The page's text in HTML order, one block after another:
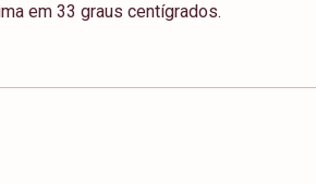
em 33 graus centígrados.